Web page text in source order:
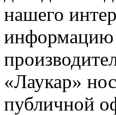
нашего
информацию
«Лаукар»
публичной